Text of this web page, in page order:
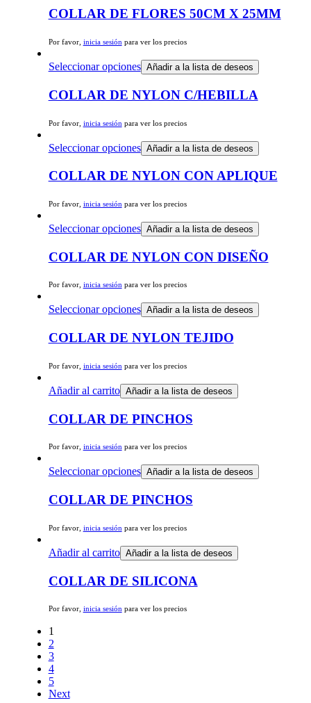
COLLAR DE FLORES 50CM X 25MM
Por favor, inicia sesión para ver los precios
Seleccionar opciones Añadir a la lista de deseos
COLLAR DE NYLON C/HEBILLA
Por favor, inicia sesión para ver los precios
Seleccionar opciones Añadir a la lista de deseos
COLLAR DE NYLON CON APLIQUE
Por favor, inicia sesión para ver los precios
Seleccionar opciones Añadir a la lista de deseos
COLLAR DE NYLON CON DISEÑO
Por favor, inicia sesiónpara ver los precios
Seleccionar opciones Añadir a la lista de deseos
COLLAR DE NYLON TEJIDO
Por favor, inicia sesión para ver los precios
Añadir al carrito Añadir a la lista de deseos
COLLAR DE PINCHOS
Por favor, inicia sesión para ver los precios
Seleccionar opciones Añadir a la lista de deseos
COLLAR DE PINCHOS
Por favor, inicia sesión para ver los precios
Añadir al carrito Añadir a la lista de deseos
COLLAR DE SILICONA
Por favor, inicia sesión para ver los precios
1
2
3
4
5
Next